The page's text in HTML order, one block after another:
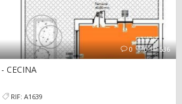
536
0
0
CECINA
RIF: A1639